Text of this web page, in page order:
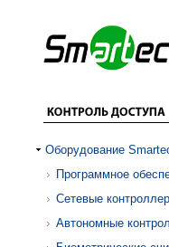
Оборудование
Программное
Сетевые
Автономные